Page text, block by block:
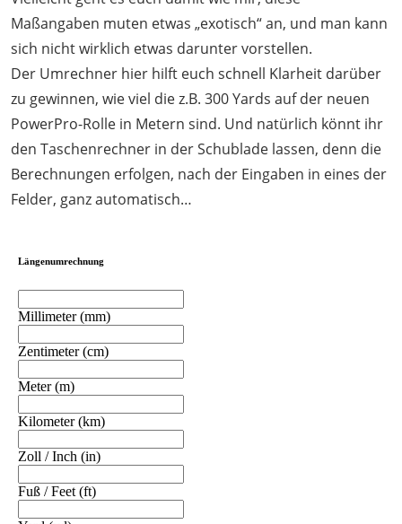
Maßangaben muten etwas „exotisch“ an, und man kann
sich nicht wirklich etwas darunter vorstellen.
Der Umrechner hier hilft euch schnell Klarheit darüber
zu gewinnen, wie viel die z.B. 300 Yards auf der neuen
PowerPro-Rolle in Metern sind. Und natürlich könnt ihr
den Taschenrechner in der Schublade lassen, denn die
Berechnungen erfolgen, nach der Eingaben in eines der
Felder, ganz automatisch…